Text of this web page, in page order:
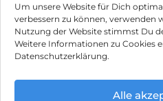
Um unsere Website für Dich
verbessern zu können, verwenden
Nutzung der Website stimmst Du
Weitere Informationen zu Cookies
Datenschutzerklärung.
Alle
Impressum